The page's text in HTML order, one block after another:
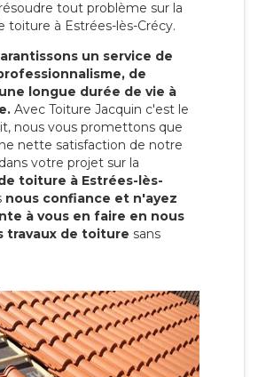
tout problème sur la
toiture à Estrées-lès-Crécy.
un service de
de
longue durée de vie à
Avec Toiture Jacquin c'est le
nous vous promettons que
nette satisfaction de notre
votre projet sur la
toiture à Estrées-lès-
nous confiance et n'ayez
à vous en faire en nous
travaux de toiture sans